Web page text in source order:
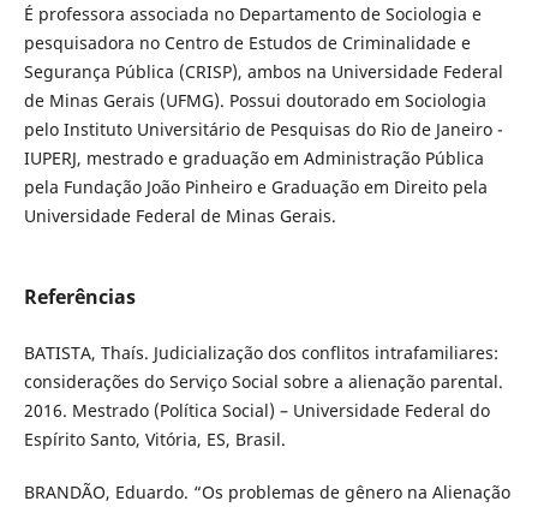
É professora associada no Departamento de Sociologia e
pesquisadora no Centro de Estudos de Criminalidade e
Segurança Pública (CRISP), ambos na Universidade Federal
de Minas Gerais (UFMG). Possui doutorado em Sociologia
pelo Instituto Universitário de Pesquisas do Rio de Janeiro -
IUPERJ, mestrado e graduação em Administração Pública
pela Fundação João Pinheiro e Graduação em Direito pela
Universidade Federal de Minas Gerais.
Referências
BATISTA, Thaís. Judicialização dos conflitos intrafamiliares:
considerações do Serviço Social sobre a alienação parental.
2016. Mestrado (Política Social) – Universidade Federal do
Espírito Santo, Vitória, ES, Brasil.
BRANDÃO, Eduardo. “Os problemas de gênero na Alienação